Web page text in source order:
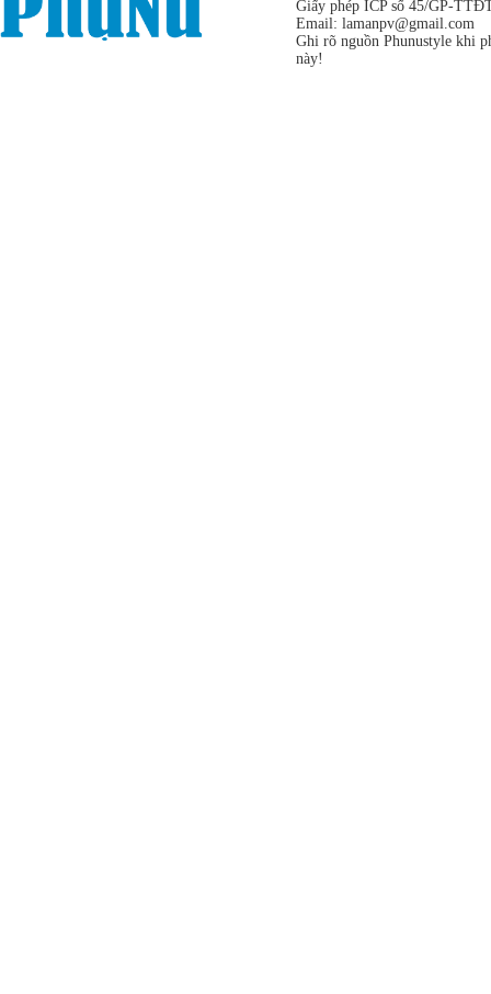
Giấy phép ICP số 45/GP-
Email: lamanpv@gmail.com
Ghi rõ nguồn Phunustyle khi
này!